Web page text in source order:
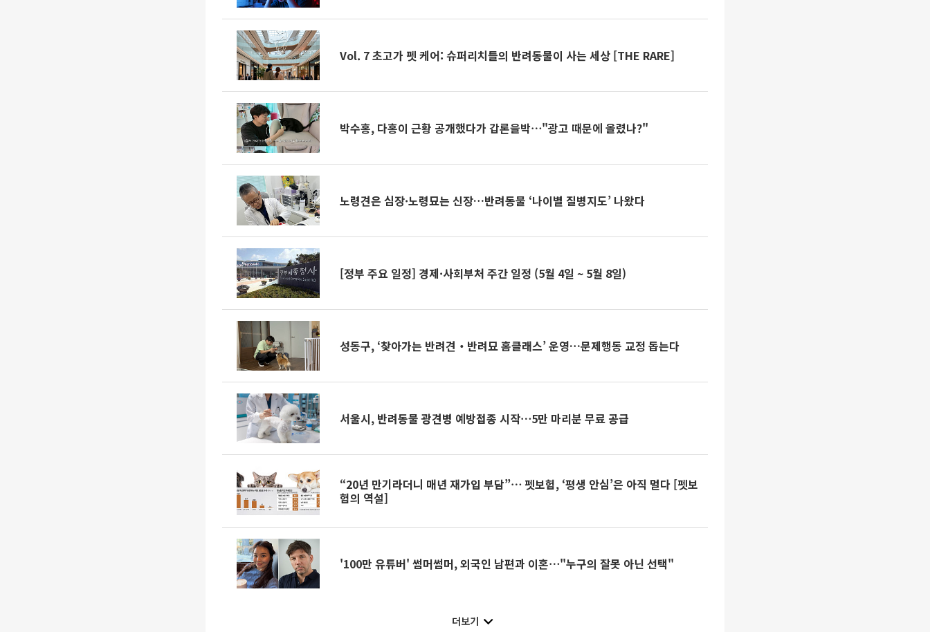
Vol. 7 초고가 펫 케어: 슈퍼리치들의 반려동물이 사는 세상 [THE RARE]
박수홍, 다홍이 근황 공개했다가 갑론을박⋯"광고 때문에 올렸나?"
노령견은 심장·노령묘는 신장…반려동물 ‘나이별 질병지도’ 나왔다
[정부 주요 일정] 경제·사회부처 주간 일정 (5월 4일 ~ 5월 8일)
성동구, ‘찾아가는 반려견‧반려묘 홈클래스’ 운영…문제행동 교정 돕는다
서울시, 반려동물 광견병 예방접종 시작⋯5만 마리분 무료 공급
“20년 만기라더니 매년 재가입 부담”⋯ 펫보험, ‘평생 안심’은 아직 멀다 [펫보
험의 역설]
'100만 유튜버' 썸머썸머, 외국인 남편과 이혼⋯"누구의 잘못 아닌 선택"
더보기